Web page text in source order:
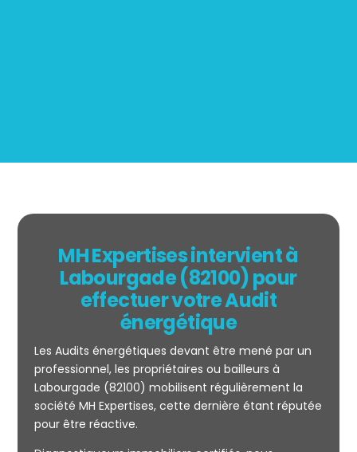
Mesurage
CARREZ
MH Expertises intervient à
Labourgade (82100) pour
effectuer votre Audit
énergétique
Les Audits énergétiques devant être mené par un
professionnel, les propriétaires ou bailleurs à
Labourgade (82100) mobilisent régulièrement la
société MH Expertises, cette dernière étant réputée
pour être réactive.